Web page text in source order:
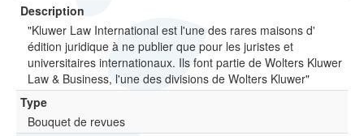
Description
"Kluwer Law International est l'une des rares maisons d'
édition juridique à ne publier que pour les juristes et
universitaires internationaux. Ils font partie de Wolters Kluwer
Law & Business, l'une des divisions de Wolters Kluwer"
Type
Bouquet de revues